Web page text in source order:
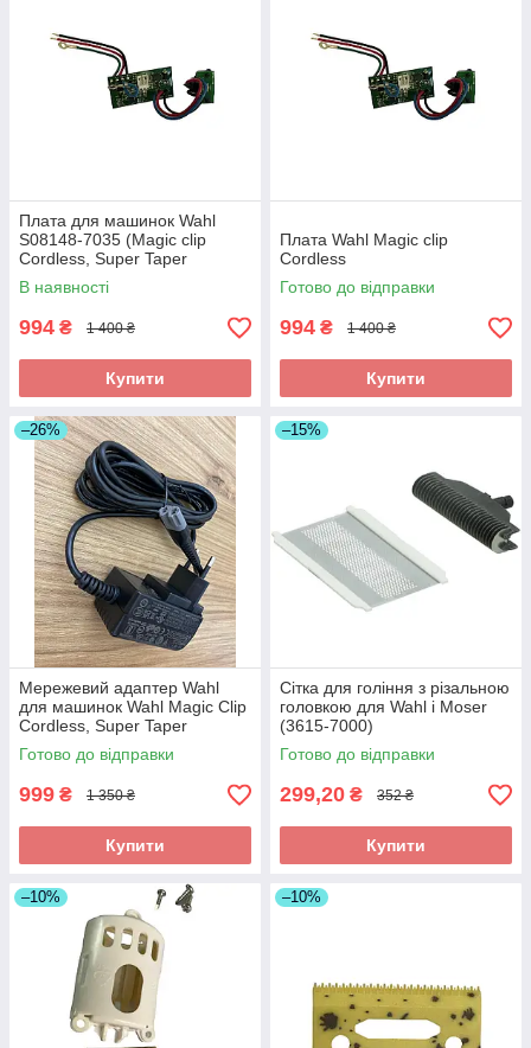
Плата для машинок Wahl
S08148-7035 (Magic clip
Cordless, Super Taper
Cordless, Senior Cordless 5V)
В наявності
994 ₴ 1 400 ₴
Купити
Плата Wahl Magic clip
Cordless
Готово до відправки
994 ₴ 1 400 ₴
Купити
–26%
Мережевий адаптер Wahl
для машинок Wahl Magic Clip
Cordless, Super Taper
Cordless, Senior, Finale,
Vanish
Готово до відправки
999 ₴ 1 350 ₴
Купити
–15%
Сітка для гоління з різальною
головкою для Wahl і Moser
(3615-7000)
Готово до відправки
299,20 ₴ 352 ₴
Купити
–10% –10%